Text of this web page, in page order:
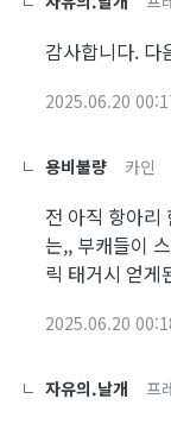
감사합니다. 다
2025.06.20
용비불량 카인
전 아직 항아리
는,, 부캐들이
릭 태거시 얻게
2025.06.20
자유의.날개 프